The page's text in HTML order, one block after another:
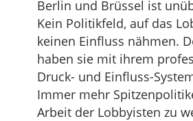
Berlin und Brüssel ist
Kein Politikfeld, auf das
keinen Einfluss nähmen.
haben sie mit ihrem
Druck- und Einfluss-
Immer mehr
Arbeit der Lobbyisten zu